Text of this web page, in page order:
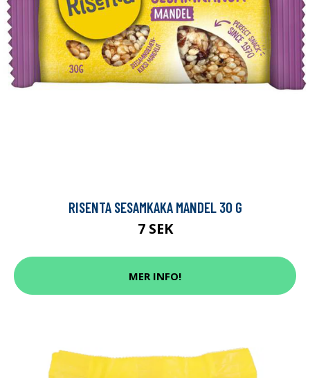
RISENTA SESAMKAKA MANDEL 30 G
7 SEK
MER INFO!